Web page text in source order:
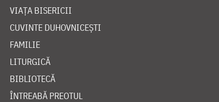
VIAȚA BISERICII
CUVINTE DUHOVNICEȘTI
FAMILIE
LITURGICĂ
BIBLIOTECĂ
ÎNTREABĂ PREOTUL